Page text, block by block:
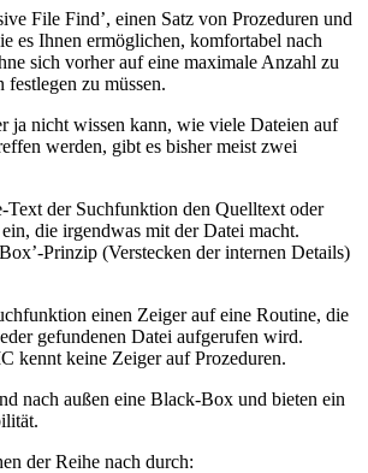
File Find’, einen Satz von Prozeduren und
es Ihnen ermöglichen, komfortabel nach
sich vorher auf eine maximale Anzahl zu
festlegen zu müssen.
ja nicht wissen kann, wie viele Dateien auf
werden, gibt es bisher meist zwei
Text der Suchfunktion den Quelltext oder
die irgendwas mit der Datei macht.
Prinzip (Verstecken der internen Details)
einen Zeiger auf eine Routine, die
gefundenen Datei aufgerufen wird.
kennt keine Zeiger auf Prozeduren.
nach außen eine Black-Box und bieten ein
der Reihe nach durch: